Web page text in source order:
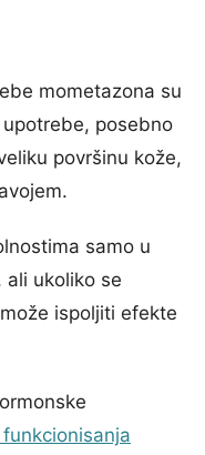
mometazona su
posebno
površinu kože,
samo u
ali ukoliko se
ispoljiti efekte